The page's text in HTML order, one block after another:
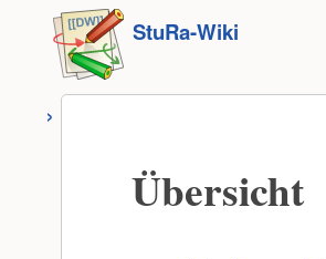
zum
Inhalt
springen
StuRa-Wiki
Übersicht